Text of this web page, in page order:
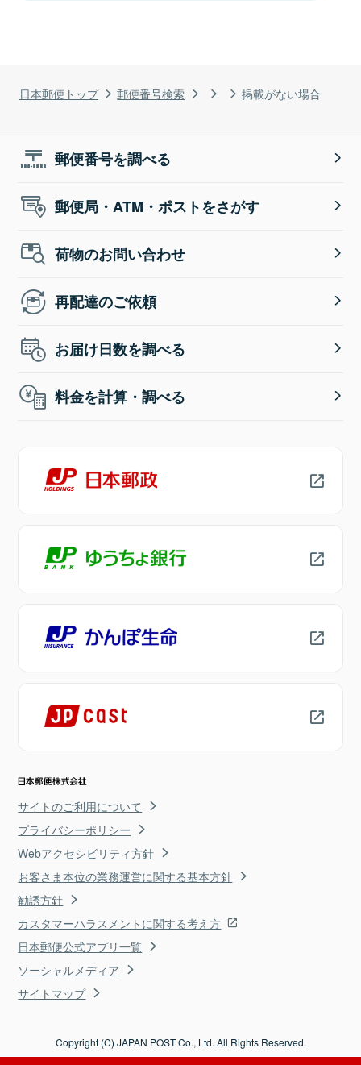
日本郵便トップ 郵便番号検索 掲載がない場合
郵便番号を調べる
郵便局・ATM・ポストをさがす
荷物のお問い合わせ
再配達のご依頼
お届け日数を調べる
料金を計算・調べる
サイトのご利用について
プライバシーポリシー
Webアクセシビリティ方針
お客さま本位の業務運営に関する基本方針
勧誘方針
カスタマーハラスメントに関する考え方
日本郵便公式アプリ一覧
ソーシャルメディア
サイトマップ
Copyright (C) JAPAN POST Co., Ltd. All Rights Reserved.